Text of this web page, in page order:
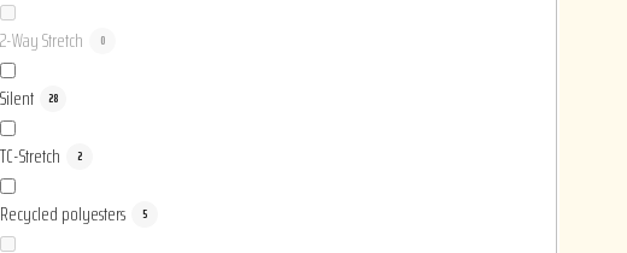
2-Way Stretch 0
Silent 28
TC-Stretch 2
Recycled polyesters 5